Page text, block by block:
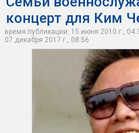
концерт для Ким
время публикации: 15 июня 2010 г.,
07 декабря 2017 г., 08:56